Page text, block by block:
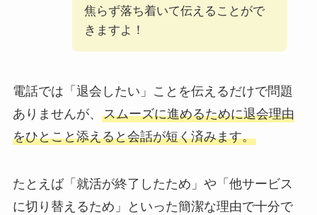
焦らず落ち着いて伝えることがで
きますよ！
電話では「退会したい」ことを伝えるだけで問題
ありませんが、 スムーズに進めるために退会理由
をひとこと添えると会話が短く済みます。
たとえば「就活が終了したため」や「他サービス
に切り替えるため」といった簡潔な理由で十分で